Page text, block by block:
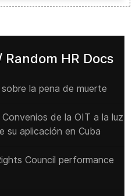
HR Docs
la pena de muerte
de la OIT a la luz
su aplicación en Cuba
Council performance